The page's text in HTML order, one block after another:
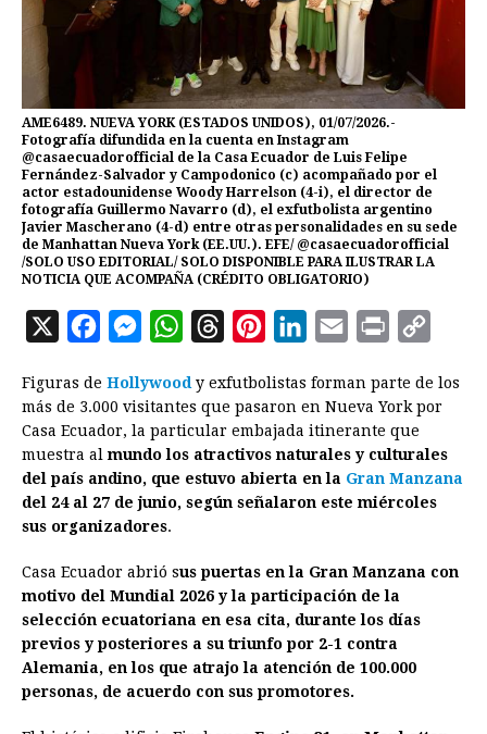
AME6489. NUEVA YORK (ESTADOS UNIDOS), 01/07/2026.-
Fotografía difundida en la cuenta en Instagram
@casaecuadorofficial de la Casa Ecuador de Luis Felipe
Fernández-Salvador y Campodonico (c) acompañado por el
actor estadounidense Woody Harrelson (4-i), el director de
fotografía Guillermo Navarro (d), el exfutbolista argentino
Javier Mascherano (4-d) entre otras personalidades en su sede
de Manhattan Nueva York (EE.UU.). EFE/ @casaecuadorofficial
/SOLO USO EDITORIAL/ SOLO DISPONIBLE PARA ILUSTRAR LA
NOTICIA QUE ACOMPAÑA (CRÉDITO OBLIGATORIO)
X
c
e
b
o
o
M
s
s
e
n
g
r
W
a
t
s
A
r
e
a
d
n
t
e
r
n
k
e
d
a
i
l
i
n
t
p
L
i
Figuras de Hollywood y exfutbolistas forman parte de los
más de 3.000 visitantes que pasaron en Nueva York por
Casa Ecuador, la particular embajada itinerante que
muestra al mundo los atractivos naturales y culturales
del país andino, que estuvo abierta en la Gran Manzana
del 24 al 27 de junio, según señalaron este miércoles
sus organizadores.
Casa Ecuador abrió sus puertas en la Gran Manzana con
motivo del Mundial 2026 y la participación de la
selección ecuatoriana en esa cita, durante los días
previos y posteriores a su triunfo por 2-1 contra
Alemania, en los que atrajo la atención de 100.000
personas, de acuerdo con sus promotores.